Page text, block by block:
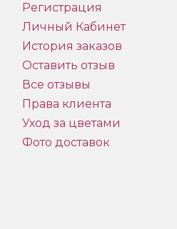
Регистрация
Личный Кабинет
История заказов
Оставить отзыв
Все отзывы
Права клиента
Уход за цветами
Фото доставок